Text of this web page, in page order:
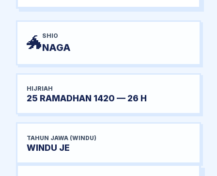
🐲 SHIO
NAGA
HIJRIAH
25 RAMADHAN 1420 — 26 H
TAHUN JAWA (WINDU)
WINDU JE